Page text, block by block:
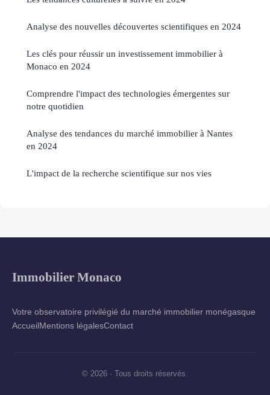
Analyse des nouvelles découvertes scientifiques en 2024
Les clés pour réussir un investissement immobilier à
Monaco en 2024
Comprendre l'impact des technologies émergentes sur
notre quotidien
Analyse des tendances du marché immobilier à Nantes
en 2024
L'impact de la recherche scientifique sur nos vies
Immobilier Monaco
Votre observatoire privilégié du marché immobilier monégasque
AccueilMentions légalesContact
© 2026 · Tous droits réservés.